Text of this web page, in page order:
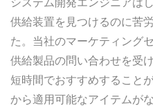
供給装置を見つけるのに苦
た。当社のマーケティング
供給製品の問い合わせを受
短時間でおすすめすること
から適用可能なアイテムが